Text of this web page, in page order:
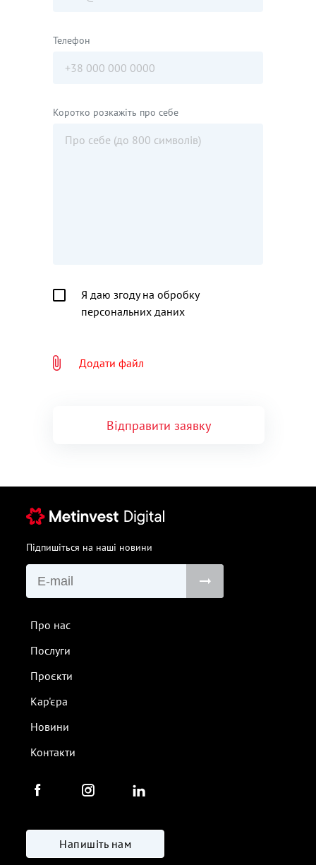
Телефон
Коротко розкажіть про себе
Я даю згоду на обробку
персональних даних
Додати файл
Відправити заявку
Підпишіться на наші новини
Про нас
Послуги
Проєкти
Кар'єра
Новини
Контакти
Напишіть нам